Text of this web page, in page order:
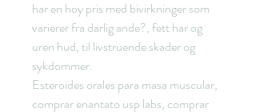
har en hoy pris med bivirkninger som
varierer fra darlig ande?, fett har og
uren hud, til livstruende skader og
sykdommer.
Esteroides orales para masa muscular,
comprar enantato usp labs, comprar